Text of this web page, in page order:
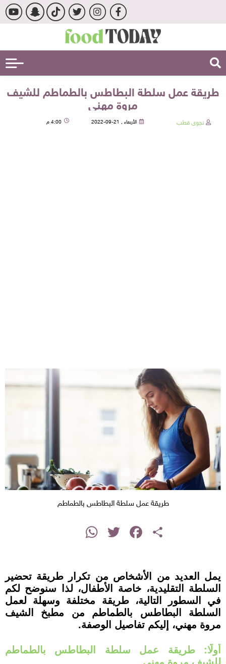
طريقة عمل سلطة البطاطس بالطماطم للشيف
مروة مهني
نجوى قطب الأربعاء , 21-09-2022 4:00 م
طريقة عمل سلطة البطاطس بالطماطم
Share
Facebook
Twitter
WhatsApp
يمل العديد من الأشخاص من تكرار طريقة تحضير
السلطة التقليدية، خاصة الأطفال، لذا سنوضح لكم
في السطور التالية، طريقة مختلفة وسهلة لعمل
السلطة البطاطس بالطماطم من مطبخ الشيف
مروة مهني، إليكم تفاصيل الوصفة.
أولًا: طريقة عمل سلطة البطاطس بالطماطم